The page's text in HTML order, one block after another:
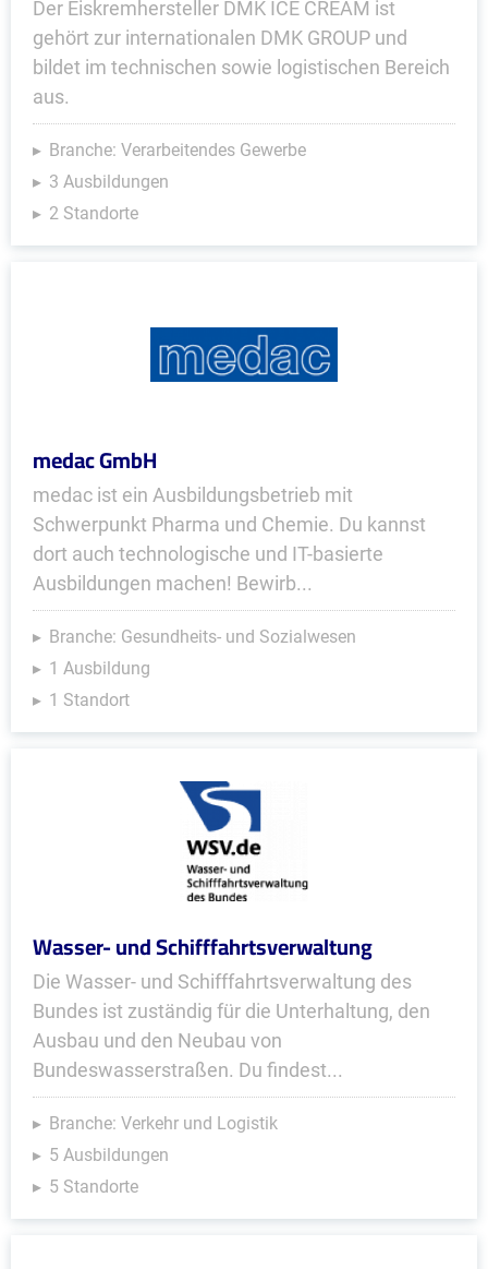
Der Eiskremhersteller DMK ICE CREAM ist
gehört zur internationalen DMK GROUP und
bildet im technischen sowie logistischen Bereich
aus.
Branche: Verarbeitendes Gewerbe
3 Ausbildungen
2 Standorte
medac GmbH
medac ist ein Ausbildungsbetrieb mit
Schwerpunkt Pharma und Chemie. Du kannst
dort auch technologische und IT-basierte
Ausbildungen machen! Bewirb...
Branche: Gesundheits- und Sozialwesen
1 Ausbildung
1 Standort
Wasser- und Schifffahrtsverwaltung
Die Wasser- und Schifffahrtsverwaltung des
Bundes ist zuständig für die Unterhaltung, den
Ausbau und den Neubau von
Bundeswasserstraßen. Du findest...
Branche: Verkehr und Logistik
5 Ausbildungen
5 Standorte